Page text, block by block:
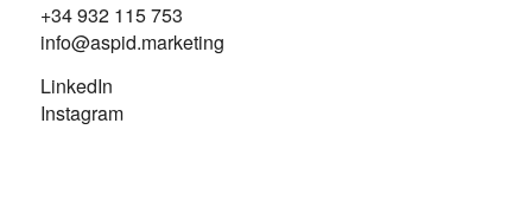
+34 932 115 753
info@aspid.marketing
LinkedIn
Instagram